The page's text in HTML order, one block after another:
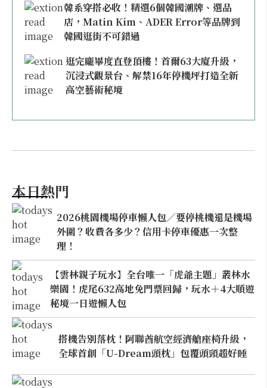
韓系穿搭必收！精選6個韓國潮牌、選品
店，Matin Kim、ADER Error等品牌到
韓國逛街不可錯過
逛完龐畢度直登頂樓！首爾63大廈升級，
沉浸式觀景台、解禁16年停機坪打造全新
高空藝術秘境
本日熱門
2026桃園機場停車懶人包／要停桃機還是機場
外圍？收費各多少？信用卡停車優惠一次整
理！
【雲林親子玩水】全台唯一「虎爺主題」叢林水
樂園！虎尾632高地免門票回歸，玩水＋4大順遊
秘境一日遊懶人包
搭機告別落枕！阿聯酋航空經濟艙座椅升級，
全球首創「U-Dream頭枕」包覆頭頸超好睡